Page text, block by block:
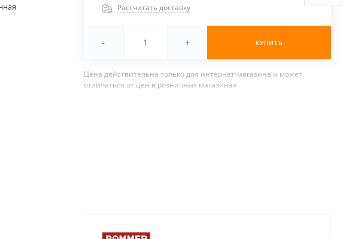
Рассчитать доставку
- + КУПИТЬ
Цена действительна только для интернет-магазина и может
отличаться от цен в розничных магазинах